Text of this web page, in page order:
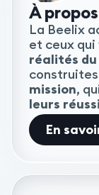
À
La Beelix
et ceux
réalités
mission,
leurs
En